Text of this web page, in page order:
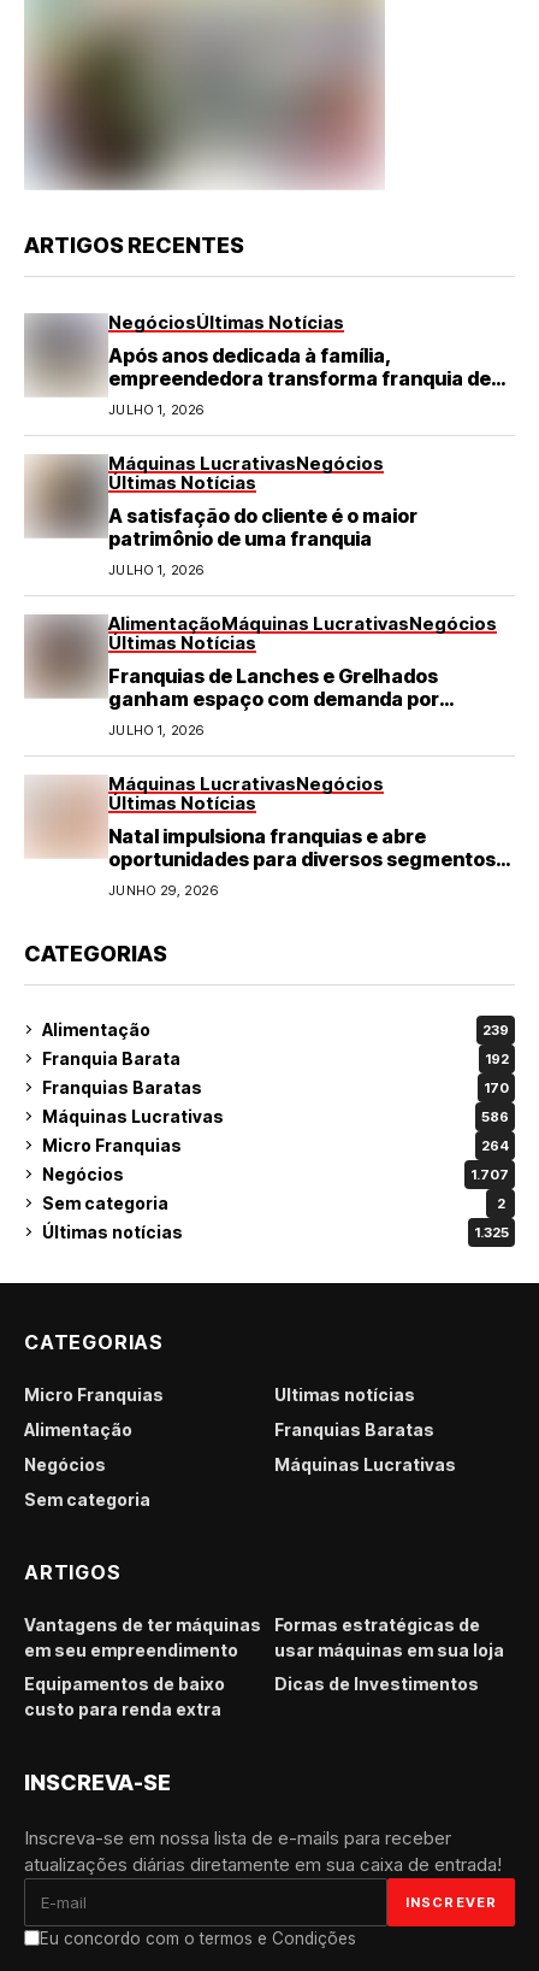
ARTIGOS RECENTES
NegóciosÚltimas Notícias
Após anos dedicada à família,
empreendedora transforma franquia de
turismo em negócio de destaque no RN
JULHO 1, 2026
Máquinas LucrativasNegócios
Últimas Notícias
A satisfação do cliente é o maior
patrimônio de uma franquia
JULHO 1, 2026
AlimentaçãoMáquinas LucrativasNegócios
Últimas Notícias
Franquias de Lanches e Grelhados
ganham espaço com demanda por
refeições rápidas e de qualidade
JULHO 1, 2026
Máquinas LucrativasNegócios
Últimas Notícias
Natal impulsiona franquias e abre
oportunidades para diversos segmentos
do varejo
JUNHO 29, 2026
CATEGORIAS
Alimentação 239
Franquia Barata 192
Franquias Baratas 170
Máquinas Lucrativas 586
Micro Franquias 264
Negócios 1.707
Sem categoria 2
Últimas notícias 1.325
CATEGORIAS
Micro Franquias
Últimas notícias
Alimentação
Franquias Baratas
Negócios
Máquinas Lucrativas
Sem categoria
ARTIGOS
Vantagens de ter máquinas
em seu empreendimento
Formas estratégicas de
usar máquinas em sua loja
Equipamentos de baixo
custo para renda extra
Dicas de Investimentos
INSCREVA-SE
Inscreva-se em nossa lista de e-mails para receber
atualizações diárias diretamente em sua caixa de entrada!
Eu concordo com o termos e Condições